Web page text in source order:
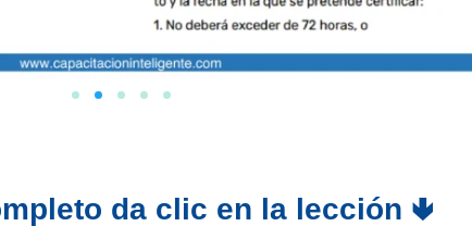
da clic en la lección 🢃